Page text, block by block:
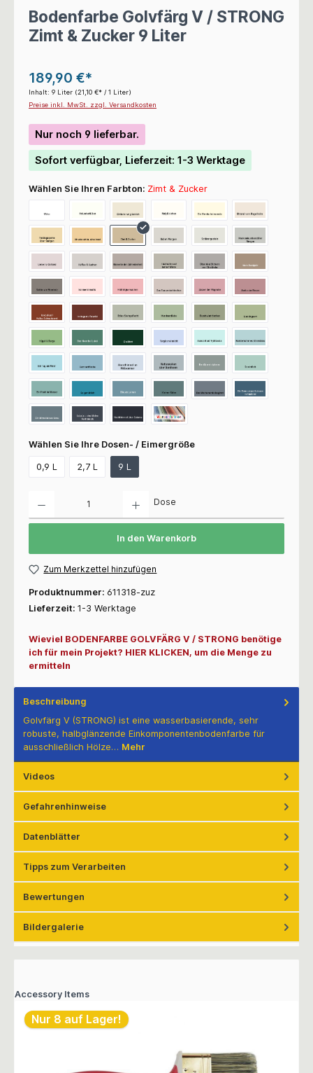
Bodenfarbe Golvfärg V / STRONG
Zimt & Zucker 9 Liter
189,90 €*
Inhalt: 9 Liter (21,10 €* / 1 Liter)
Preise inkl. MwSt. zzgl. Versandkosten
Nur noch 9 lieferbar.
Sofort verfügbar, Lieferzeit: 1-3 Werktage
Wählen Sie Ihren Farbton: Zimt & Zucker
Wählen Sie Ihre Dosen- / Eimergröße
0,9 L 2,7 L 9 L
Dose
In den Warenkorb
Zum Merkzettel hinzufügen
Produktnummer: 611318-zuz
Lieferzeit: 1-3 Werktage
Wieviel BODENFARBE GOLVFÄRG V / STRONG benötige
ich für mein Projekt? HIER KLICKEN, um die Menge zu
ermitteln
Beschreibung
Golvfärg V (STRONG) ist eine wasserbasierende, sehr
robuste, halbglänzende Einkomponentenbodenfarbe für
ausschließlich Hölze… Mehr
Videos
Gefahrenhinweise
Datenblätter
Tipps zum Verarbeiten
Bewertungen
Bildergalerie
Accessory Items
Nur 8 auf Lager!